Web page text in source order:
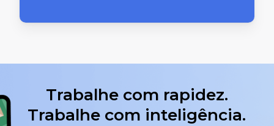
Trabalhe com rapidez.
Trabalhe com inteligência.